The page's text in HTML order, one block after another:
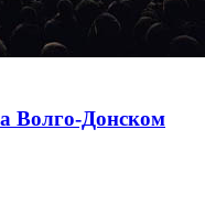
Волго-Донском